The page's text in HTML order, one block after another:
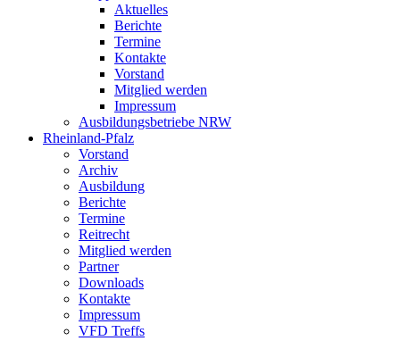
Aktuelles
Berichte
Termine
Kontakte
Vorstand
Mitglied werden
Impressum
Ausbildungsbetriebe NRW
Rheinland-Pfalz
Vorstand
Archiv
Ausbildung
Berichte
Termine
Reitrecht
Mitglied werden
Partner
Downloads
Kontakte
Impressum
VFD Treffs